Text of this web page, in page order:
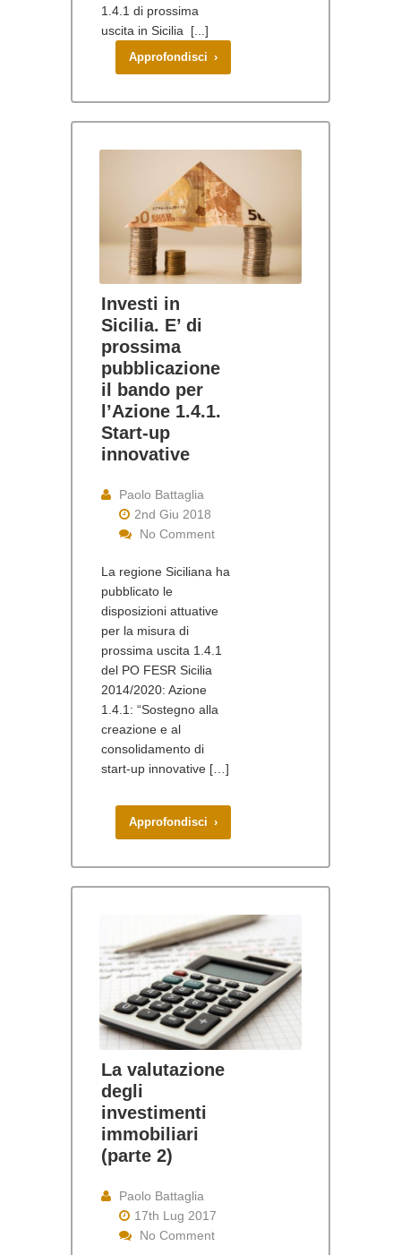
1.4.1 di prossima
uscita in Sicilia [...]
Approfondisci ›
Investi in
Sicilia. E’ di
prossima
pubblicazione
il bando per
l’Azione 1.4.1.
Start-up
innovative
Paolo Battaglia
2nd Giu 2018
No Comment
La regione Siciliana ha
pubblicato le
disposizioni attuative
per la misura di
prossima uscita 1.4.1
del PO FESR Sicilia
2014/2020: Azione
1.4.1: “Sostegno alla
creazione e al
consolidamento di
start-up innovative […]
Approfondisci ›
La valutazione
degli
investimenti
immobiliari
(parte 2)
Paolo Battaglia
17th Lug 2017
No Comment